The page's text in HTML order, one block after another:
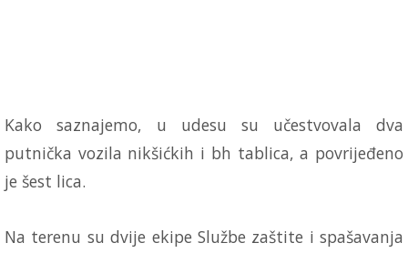
Kako saznajemo, u udesu su učestvovala dva
putnička vozila nikšićkih i bh tablica, a povrijeđeno
je šest lica.
Na terenu su dvije ekipe Službe zaštite i spašavanja